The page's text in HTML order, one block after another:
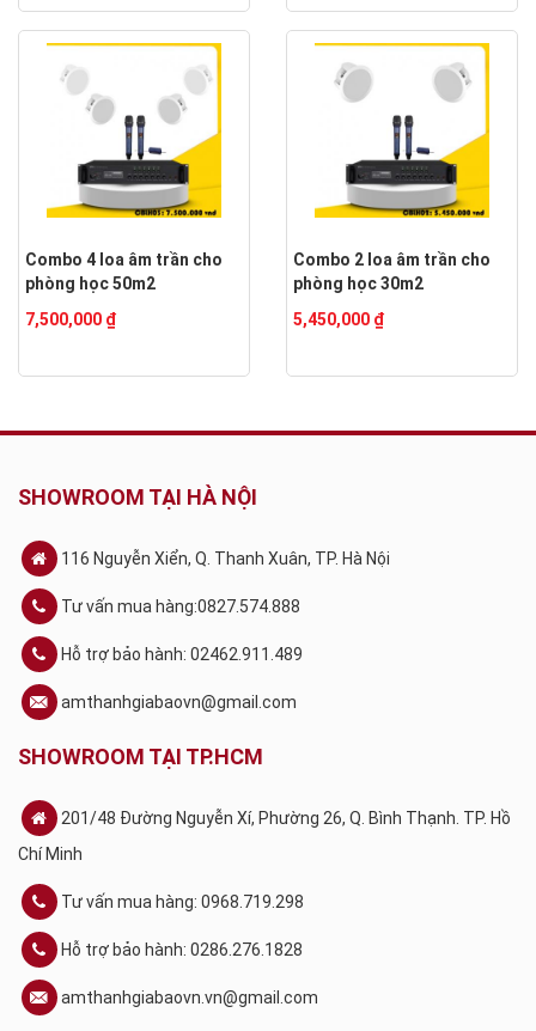
Combo 4 loa âm trần cho
phòng học 50m2
7,500,000 ₫
Combo 2 loa âm trần cho
phòng học 30m2
5,450,000 ₫
SHOWROOM TẠI HÀ NỘI
116 Nguyễn Xiển, Q. Thanh Xuân, TP. Hà Nội
Tư vấn mua hàng:0827.574.888
Hỗ trợ bảo hành: 02462.911.489
amthanhgiabaovn@gmail.com
SHOWROOM TẠI TP.HCM
201/48 Đường Nguyễn Xí, Phường 26, Q. Bình Thạnh. TP. Hồ
Chí Minh
Tư vấn mua hàng: 0968.719.298
Hỗ trợ bảo hành: 0286.276.1828
amthanhgiabaovn.vn@gmail.com